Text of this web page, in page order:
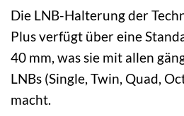
Die LNB-Halterung der
Plus verfügt über eine
40 mm, was sie mit allen
LNBs (Single, Twin, Quad,
macht.